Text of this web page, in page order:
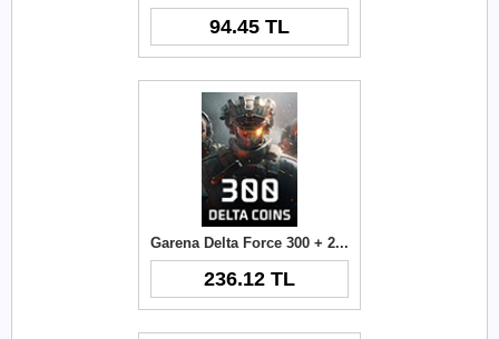
94.45 TL
Garena Delta Force 300 + 21 Delta Coins TR
236.12 TL